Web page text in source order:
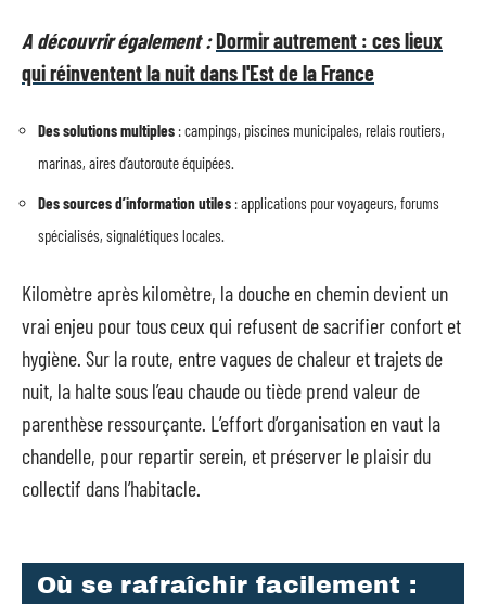
A découvrir également :Dormir autrement : ces lieux
qui réinventent la nuit dans l'Est de la France
Des solutions multiples : campings, piscines municipales, relais routiers,
marinas, aires d’autoroute équipées.
Des sources d’information utiles : applications pour voyageurs, forums
spécialisés, signalétiques locales.
Kilomètre après kilomètre, la douche en chemin devient un
vrai enjeu pour tous ceux qui refusent de sacrifier confort et
hygiène. Sur la route, entre vagues de chaleur et trajets de
nuit, la halte sous l’eau chaude ou tiède prend valeur de
parenthèse ressourçante. L’effort d’organisation en vaut la
chandelle, pour repartir serein, et préserver le plaisir du
collectif dans l’habitacle.
Où se rafraîchir facilement :